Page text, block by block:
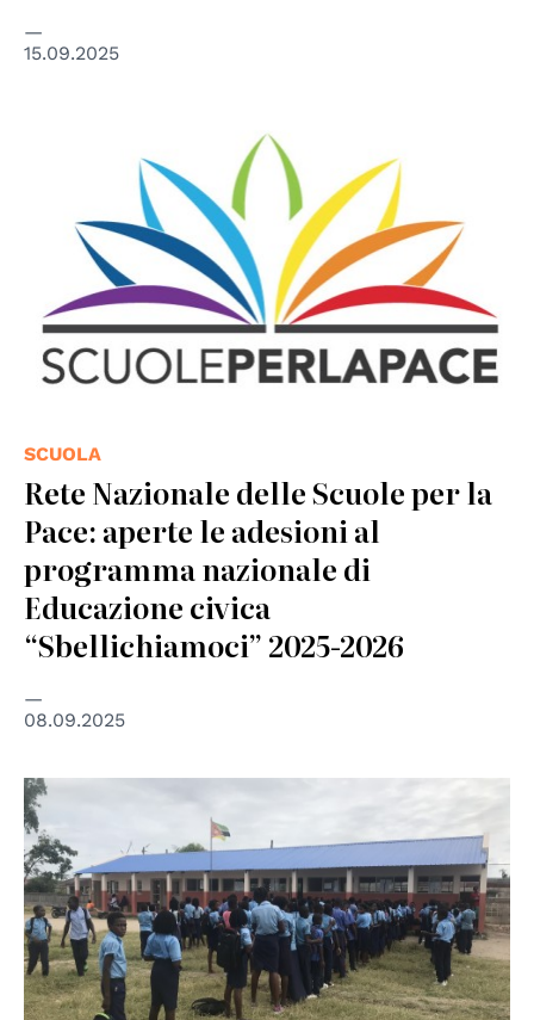
15.09.2025
SCUOLA
Rete Nazionale delle Scuole per la
Pace: aperte le adesioni al
programma nazionale di
Educazione civica
“Sbellichiamoci” 2025-2026
08.09.2025
© ASEM Italia ODV